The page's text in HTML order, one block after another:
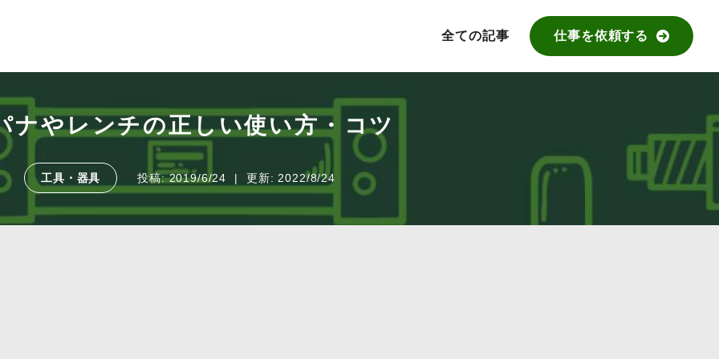
全ての記事 仕事を依頼する
ナやレンチの正しい使い方・コツ
工具・器具 投稿:2019/6/24 更新: 2022/8/24